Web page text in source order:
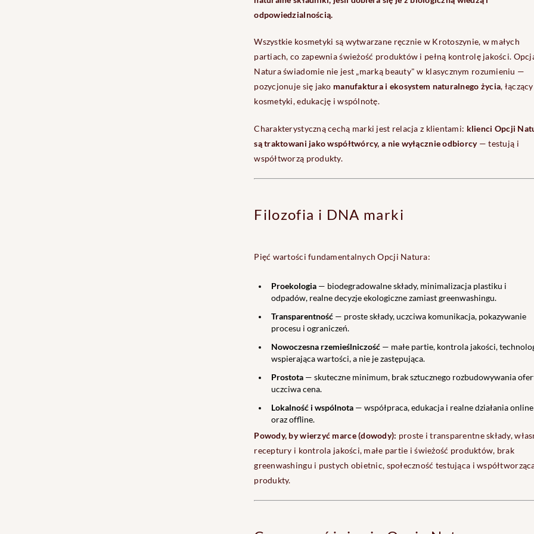
odpowiedzialnością.
Wszystkie kosmetyki są wytwarzane ręcznie w Krotoszynie, w małych
partiach, co zapewnia świeżość produktów i pełną kontrolę jakości.
Natura świadomie nie jest „marką beauty" w klasycznym rozumieniu —
pozycjonuje się jako manufaktura i ekosystem naturalnego życia, łączący
kosmetyki, edukację i wspólnotę.
Charakterystyczną cechą marki jest relacja z klientami: klienci Opcji
są traktowani jako współtwórcy, a nie wyłącznie odbiorcy— testują i
współtworzą produkty.
Filozofia i DNA marki
Pięć wartości fundamentalnych Opcji Natura:
Proekologia— biodegradowalne składy, minimalizacja plastiku i
odpadów, realne decyzje ekologiczne zamiast greenwashingu.
Transparentność— proste składy, uczciwa komunikacja, pokazywanie
procesu i ograniczeń.
Nowoczesna rzemieślniczość— małe partie, kontrola jakości,
wspierająca wartości, a nie je zastępująca.
Prostota— skuteczne minimum, brak sztucznego rozbudowywania
uczciwa cena.
Lokalność i wspólnota— współpraca, edukacja i realne działania online
oraz offline.
Powody, by wierzyć marce (dowody): proste i transparentne składy,
receptury i kontrola jakości, małe partie i świeżość produktów, brak
greenwashingu i pustych obietnic, społeczność testująca i
produkty.